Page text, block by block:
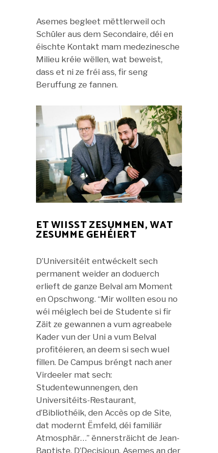
Asemes begleet mëttlerweil och
Schüler aus dem Secondaire, déi en
éischte Kontakt mam medezinesche
Milieu kréie wëllen, wat beweist,
dass et ni ze fréi ass, fir seng
Beruffung ze fannen.
ET WIISST ZESUMMEN, WAT
ZESUMME GEHÉIERT
D’Universitéit entwéckelt sech
permanent weider an doduerch
erlieft de ganze Belval am Moment
en Opschwong. “Mir wollten esou no
wéi méiglech bei de Studente si fir
Zäit ze gewannen a vum agreabele
Kader vun der Uni a vum Belval
profitéieren, an deem si sech wuel
fillen. De Campus bréngt nach aner
Virdeeler mat sech:
Studentewunnengen, den
Universitéits-Restaurant,
d’Bibliothéik, den Accès op de Site,
dat modernt Ëmfeld, déi familiär
Atmosphär…” ënnersträicht de Jean-
Baptiste. D’Decisioun, Asemes an der